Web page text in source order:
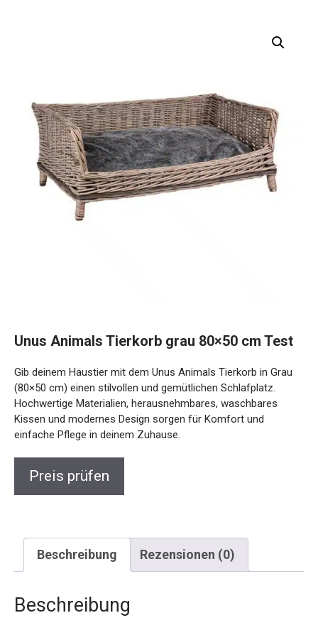
Unus Animals Tierkorb grau 80×50 cm Test
Gib deinem Haustier mit dem Unus Animals Tierkorb in Grau
(80×50 cm) einen stilvollen und gemütlichen Schlafplatz.
Hochwertige Materialien, herausnehmbares, waschbares
Kissen und modernes Design sorgen für Komfort und
einfache Pflege in deinem Zuhause.
Preis prüfen
Beschreibung Rezensionen (0)
Beschreibung